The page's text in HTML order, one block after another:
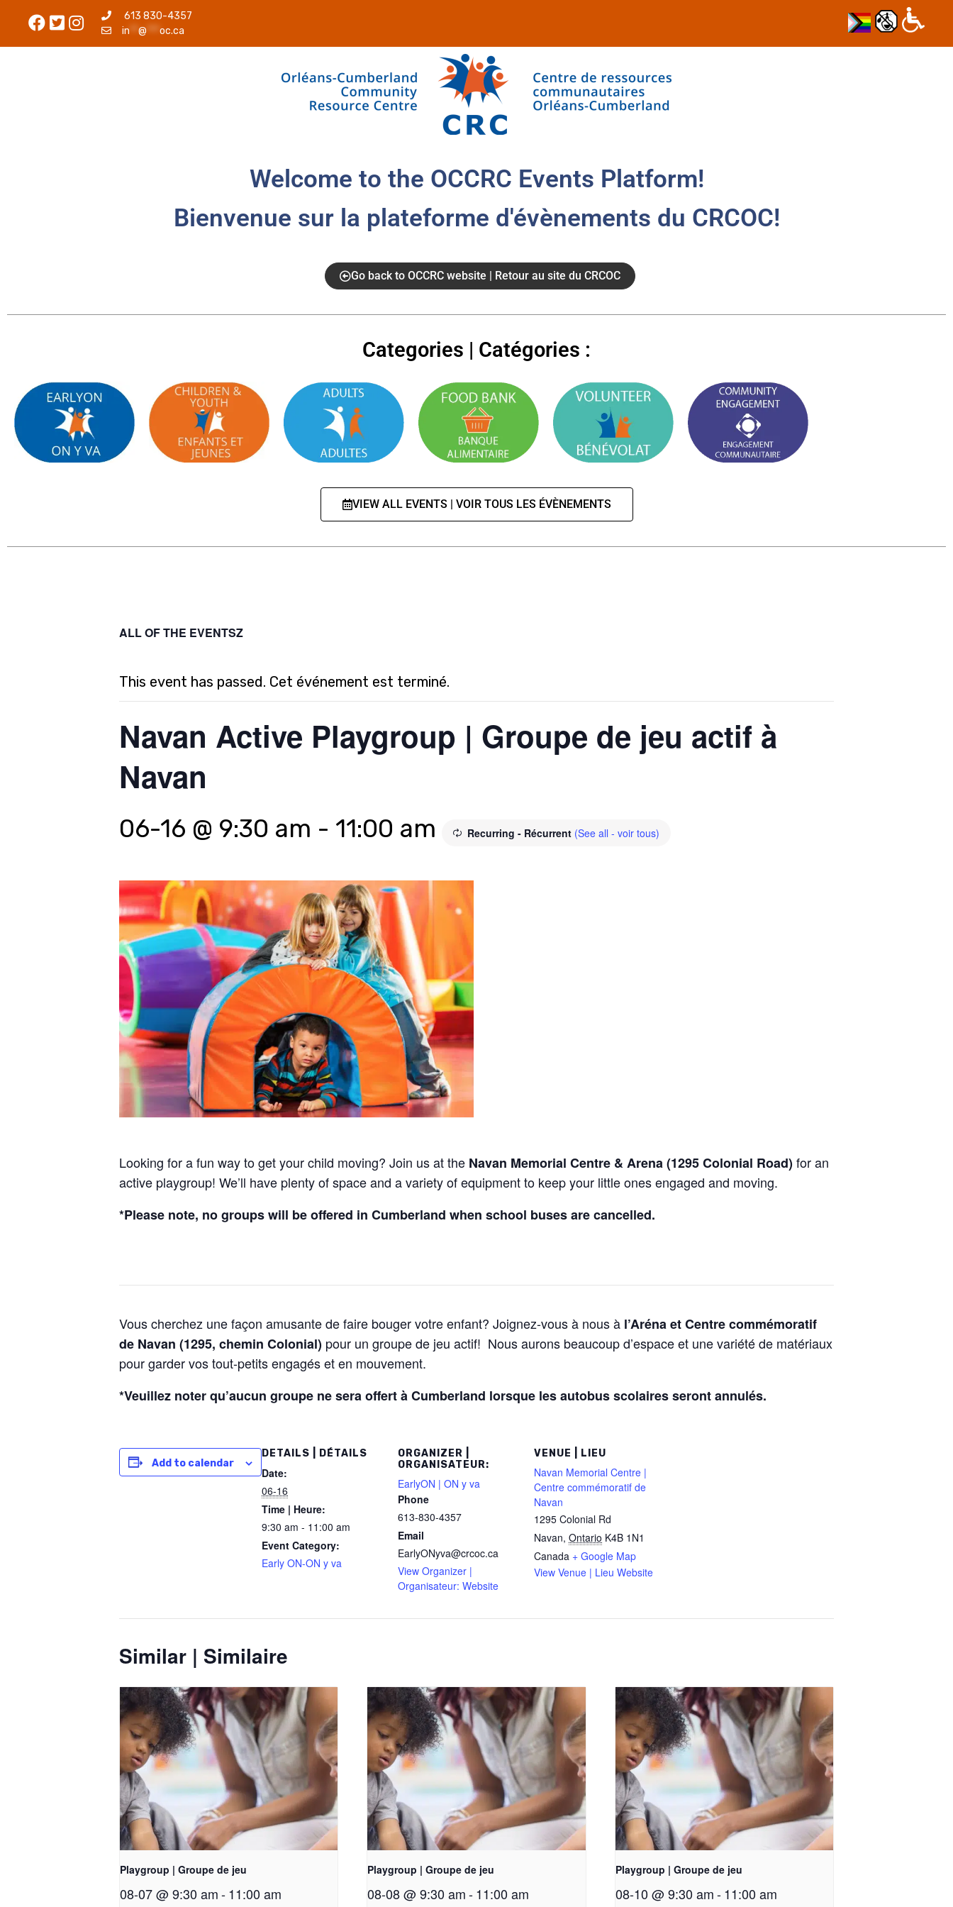
613 830-4357
in ** @ ***oc.ca
Welcome to the OCCRC Events Platform!
Bienvenue sur la plateforme d'évènements du CRCOC!
Go back to OCCRC website | Retour au site du CRCOC
Categories | Catégories :
VIEW ALL EVENTS | VOIR TOUS LES ÉVÈNEMENTS
ALL OF THE EVENTSZ
This event has passed. Cet événement est terminé.
Navan Active Playgroup | Groupe de jeu actif à
Navan
06-16 @ 9:30 am - 11:00 am Recurring - Récurrent (See all - voir tous)
Looking for a fun way to get your child moving? Join us at the Navan Memorial Centre & Arena (1295 Colonial Road)for an
active playgroup! We’ll have plenty of space and a variety of equipment to keep your little ones engaged and moving.
*Please note, no groups will be offered in Cumberland when school buses are cancelled.
Vous cherchez une façon amusante de faire bouger votre enfant? Joignez-vousà nous à l’Aréna et Centre commémoratif
de Navan (1295, chemin Colonial) pour un groupe de jeu actif! Nous aurons beaucoup d’espace et une variété de matériaux
pour garder vos tout-petits engagés et en mouvement.
*Veuillez noter qu’aucun groupe ne sera offert à Cumberland lorsque les autobus scolaires seront annulés.
Add to calendar
DETAILS | DÉTAILS
Date:
06-16
Time | Heure:
9:30 am - 11:00 am
Event Category:
Early ON-ON y va
ORGANIZER |
ORGANISATEUR:
EarlyON | ON y va
Phone
613-830-4357
Email
EarlyONyva@crcoc.ca
View Organizer |
Organisateur: Website
VENUE | LIEU
Navan Memorial Centre |
Centre commémoratif de
Navan
1295 Colonial Rd
Navan, Ontario K4B 1N1
Canada + Google Map
View Venue | Lieu Website
Similar | Similaire
Playgroup | Groupe de jeu
08-07 @ 9:30 am-11:00 am
Playgroup | Groupe de jeu
08-08 @ 9:30 am -11:00 am
Playgroup | Groupe de jeu
08-10 @ 9:30 am-11:00 am